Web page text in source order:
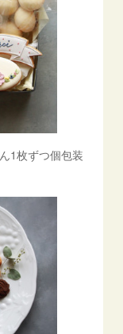
1枚ずつ個包装